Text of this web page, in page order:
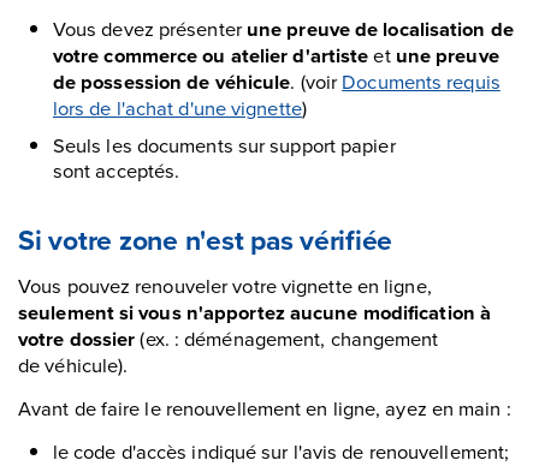
Vous devez présenterune preuve de localisation de
votre commerce ou atelier d'artisteet une preuve
de possession de véhicule. (voirDocuments requis
lors de l'achat d'une vignette)
Seuls les documents sur support papier
sont acceptés.
Si votre zone n'est pas vérifiée
Vous pouvez renouveler votre vignette en ligne,
seulement si vous n'apportez aucune modification à
votre dossier(ex. : déménagement, changement
de véhicule).
Avant de faire le renouvellement en ligne, ayez en main :
le code d'accès indiqué sur l'avis de renouvellement;